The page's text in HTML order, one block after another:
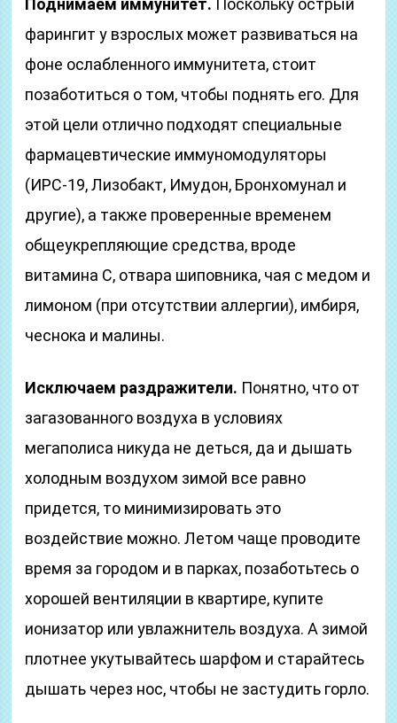
Поднимаем иммунитет. Поскольку острый
фарингит у взрослых может развиваться на
фоне ослабленного иммунитета, стоит
позаботиться о том, чтобы поднять его. Для
этой цели отлично подходят специальные
фармацевтические иммуномодуляторы
(ИРС-19, Лизобакт, Имудон, Бронхомунал и
другие), а также проверенные временем
общеукрепляющие средства, вроде
витамина С, отвара шиповника, чая с медом и
лимоном (при отсутствии аллергии), имбиря,
чеснока и малины.
Исключаем раздражители. Понятно, что от
загазованного воздуха в условиях
мегаполиса никуда не деться, да и дышать
холодным воздухом зимой все равно
придется, то минимизировать это
воздействие можно. Летом чаще проводите
время за городом и в парках, позаботьтесь о
хорошей вентиляции в квартире, купите
ионизатор или увлажнитель воздуха. А зимой
плотнее укутывайтесь шарфом и старайтесь
дышать через нос, чтобы не застудить горло.